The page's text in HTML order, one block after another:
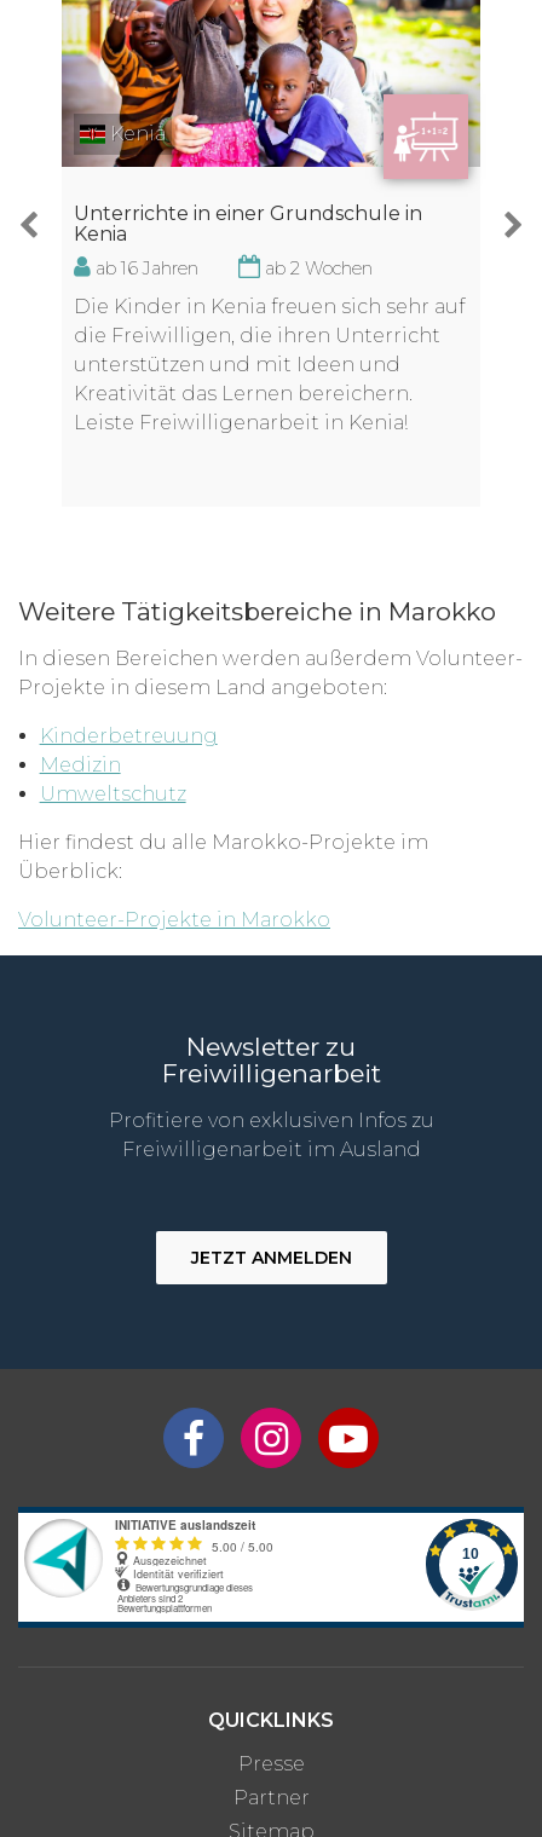
Kenia
Unterrichte in einer Grundschule in
Kenia
ab 16 Jahren ab 2 Wochen
Die Kinder in Kenia freuen sich sehr auf
die Freiwilligen, die ihren Unterricht
unterstützen und mit Ideen und
Kreativität das Lernen bereichern.
Leiste Freiwilligenarbeit in Kenia!
Weitere Tätigkeitsbereiche in Marokko
In diesen Bereichen werden außerdem Volunteer-
Projekte in diesem Land angeboten:
Kinderbetreuung
Medizin
Umweltschutz
Hier findest du alle Marokko-Projekte im
Überblick:
Volunteer-Projekte in Marokko
Newsletter zu
Freiwilligenarbeit
Profitiere von exklusiven Infos zu
Freiwilligenarbeit im Ausland
JETZT ANMELDEN
QUICKLINKS
Presse
Partner
Sitemap